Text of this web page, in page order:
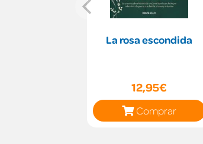
La rosa escondida
12,95€
Comprar